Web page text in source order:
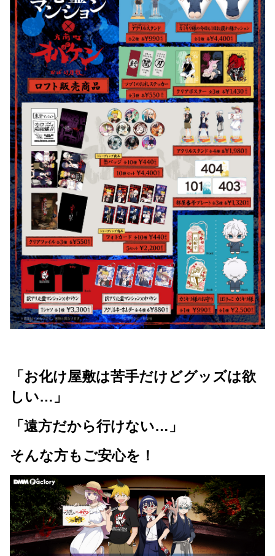
「お化け屋敷は苦手だけどグッズは欲
しい…」
「遠方だから行けない…」
そんな方もご安心を！